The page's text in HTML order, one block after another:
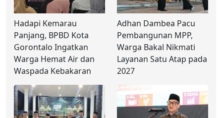
Hadapi Kemarau
Panjang, BPBD Kota
Gorontalo Ingatkan
Warga Hemat Air dan
Waspada Kebakaran
Adhan Dambea Pacu
Pembangunan MPP,
Warga Bakal Nikmati
Layanan Satu Atap pada
2027